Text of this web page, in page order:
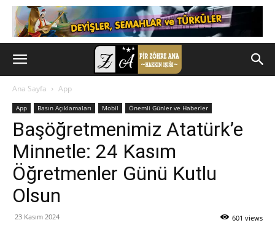
Ana Sayfa App
App Basın Açıklamaları Mobil Önemli Günler ve Haberler
Başöğretmenimiz Atatürk’e
Minnetle: 24 Kasım
Öğretmenler Günü Kutlu
Olsun
23 Kasım 2024 601 views